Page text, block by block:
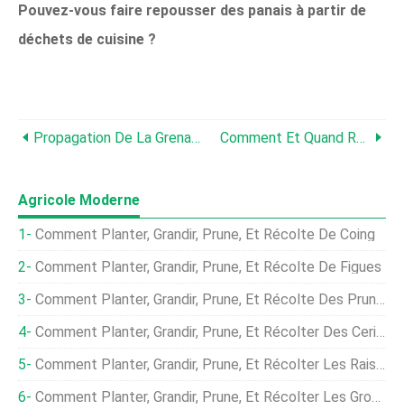
Pouvez-vous faire repousser des panais à partir de
déchets de cuisine ?
Propagation De La Grenade :les Meilleures Méthodes Pour Faire Pousser Vos Propres Arbres Comment Et Quand Récolter Les Grenades
Agricole Moderne
Comment Planter, Grandir, Prune, Et Récolte De Coing
Comment Planter, Grandir, Prune, Et Récolte De Figues
Comment Planter, Grandir, Prune, Et Récolte Des Prunes
Comment Planter, Grandir, Prune, Et Récolter Des Cerises
Comment Planter, Grandir, Prune, Et Récolter Les Raisins
Comment Planter, Grandir, Prune, Et Récolter Les Groseilles